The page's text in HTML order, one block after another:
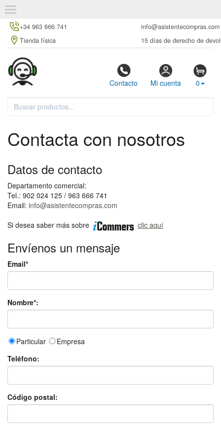
+34 963 666 741
info@asistentecompras.com
Tienda física
15 días de derecho de
Contacto Mi cuenta 0
Contacta con nosotros
Datos de contacto
Departamento comercial:
Tel.: 902 024 125 / 963 666 741
Email: info@asistentecompras.com
Si desea saber más sobre
clic aquí
Envíenos un mensaje
Email*
Nombre*:
Particular
Empresa
Teléfono:
Código postal: